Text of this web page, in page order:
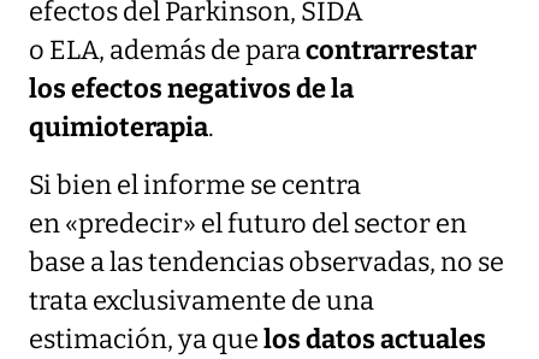
efectos del Parkinson, SIDA
o ELA, además de paracontrarrestar
los efectos negativos de la
quimioterapia.
Si bien el informe se centra
en «predecir» el futuro del sector en
base a las tendencias observadas, no se
trata exclusivamente de una
estimación, ya quelos datos actuales